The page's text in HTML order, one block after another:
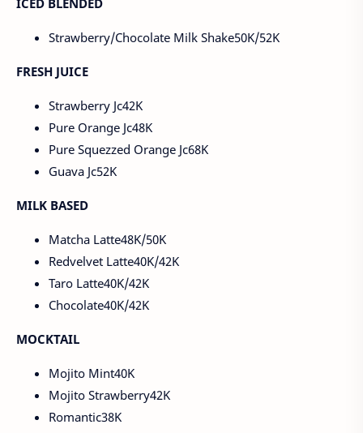
ICED BLENDED
Strawberry/Chocolate Milk Shake50K/52K
FRESH JUICE
Strawberry Jc42K
Pure Orange Jc48K
Pure Squezzed Orange Jc68K
Guava Jc52K
MILK BASED
Matcha Latte48K/50K
Redvelvet Latte40K/42K
Taro Latte40K/42K
Chocolate40K/42K
MOCKTAIL
Mojito Mint40K
Mojito Strawberry42K
Romantic38K